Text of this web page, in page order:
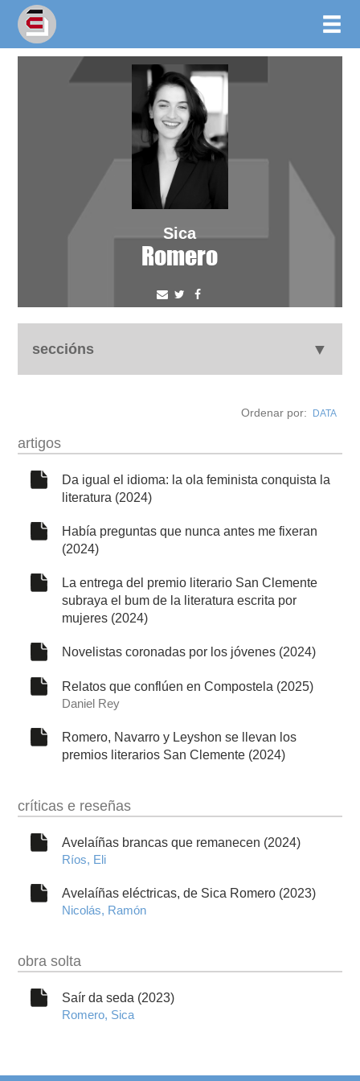
Sica
Romero
seccións
obra
fototeca
outros docs
Ordenar por: DATA
artigos
Da igual el idioma: la ola feminista conquista la
literatura (2024)
Había preguntas que nunca antes me fixeran
(2024)
La entrega del premio literario San Clemente
subraya el bum de la literatura escrita por
mujeres (2024)
Novelistas coronadas por los jóvenes (2024)
Relatos que conflúen en Compostela (2025)
Daniel Rey
Romero, Navarro y Leyshon se llevan los
premios literarios San Clemente (2024)
críticas e reseñas
Avelaíñas brancas que remanecen (2024)
Ríos, Eli
Avelaíñas eléctricas, de Sica Romero (2023)
Nicolás, Ramón
obra solta
Saír da seda (2023)
Romero, Sica